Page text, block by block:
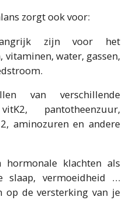
zorgt ook voor:
zijn voor het
water, gassen,
van verschillende
pantotheenzuur,
aminozuren en andere
klachten als
slaap, vermoeidheid …
op de versterking van je